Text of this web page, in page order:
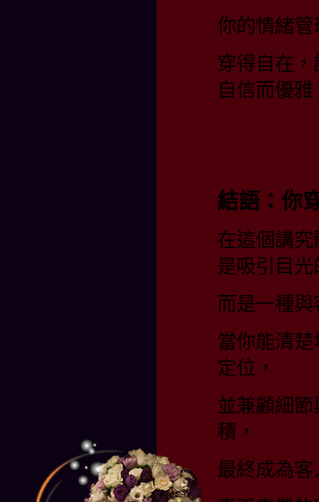
你的情緒
穿得自在
自信而優雅
結語：你
在這個講
是吸引目
而是一種
當你能清
定位，
並兼顧細
積，
最終成為